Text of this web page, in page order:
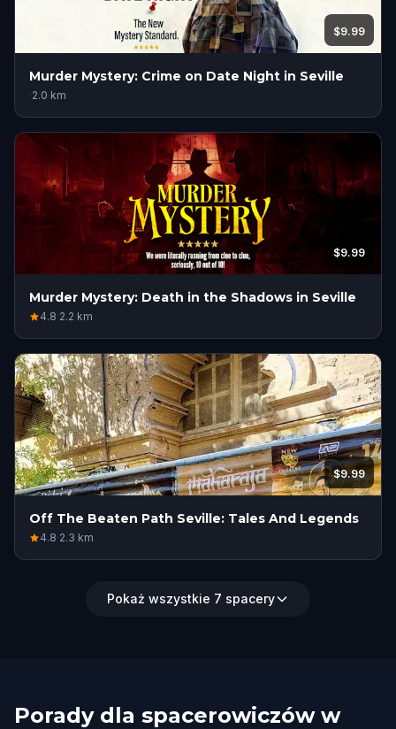
$9.99
Murder Mystery: Crime on Date Night in Seville
·2.0 km
$9.99
Murder Mystery: Death in the Shadows in Seville
4.8·2.2 km
$9.99
Off The Beaten Path Seville: Tales And Legends
4.8·2.3 km
Pokaż wszystkie 7 spacery
Porady dla spacerowiczów w